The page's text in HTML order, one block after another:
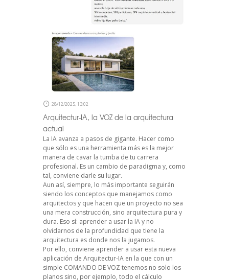
28/12/2025, 13:02
Arquitectur-IA, la VOZ de la arquitectura
actual
La IA avanza a pasos de gigante. Hacer como
que sólo es una herramienta más es la mejor
manera de cavar la tumba de tu carrera
profesional. Es un cambio de paradigma y, como
tal, conviene darle su lugar.
Aun así, siempre, lo más importante seguirán
siendo los conceptos que manejamos como
arquitectos y que hacen que un proyecto no sea
una mera construcción, sino arquitectura pura y
dura. Eso sí: aprender a usar la IA y no
olvidarnos de la profundidad que tiene la
arquitectura es donde nos la jugamos.
Por ello, conviene aprender a usar esta nueva
aplicación de Arquitectur-IA en la que con un
simple COMANDO DE VOZ tenemos no solo los
planos sino, por ejemplo, todo el cálculo